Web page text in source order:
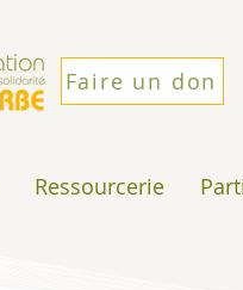
Faire un don
Ressourcerie